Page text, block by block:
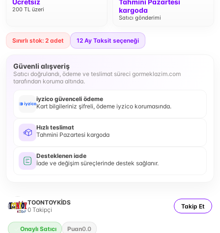
Ücretsiz
200 TL üzeri
Tahmini Pazartesi
kargoda
Satıcı gönderimi
Sınırlı stok: 2 adet 12 Ay Taksit seçeneği
Güvenli alışveriş
Satıcı doğrulandı, ödeme ve teslimat süreci gormeklazim.com
tarafından koruma altında.
iyzico güvenceli ödeme
Kart bilgileriniz şifreli, ödeme iyzico korumasında.
Hızlı teslimat
Tahmini Pazartesi kargoda
Desteklenen iade
İade ve değişim süreçlerinde destek sağlanır.
TOONTOYKİDS
0 Takipçi Takip Et
Onaylı Satıcı Puan0.0